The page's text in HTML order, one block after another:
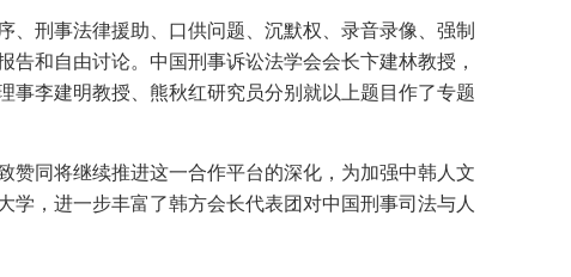
刑事法律援助、口供问题、沉默权、录音录像、强制
和自由讨论。中国刑事诉讼法学会会长卞建林教授，
事李建明教授、熊秋红研究员分别就以上题目作了专题
赞同将继续推进这一合作平台的深化，为加强中韩人文
，进一步丰富了韩方会长代表团对中国刑事司法与人